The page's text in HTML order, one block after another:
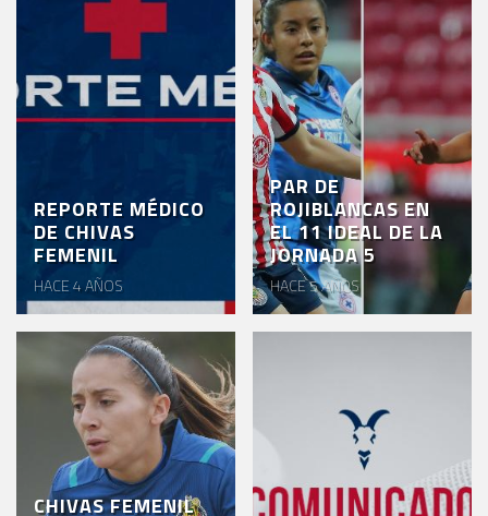
REPORTE MÉDICO
DE CHIVAS
FEMENIL
HACE 4 AÑOS
PAR DE
ROJIBLANCAS EN
EL 11 IDEAL DE LA
JORNADA 5
HACE 5 AÑOS
CHIVAS FEMENIL